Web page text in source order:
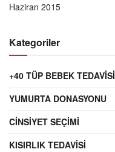
Haziran 2015
Kategoriler
+40 TÜP BEBEK TEDAVISI
YUMURTA DONASYONU
CINSIYET SEÇIMI
KISIRLIK TEDAVISI